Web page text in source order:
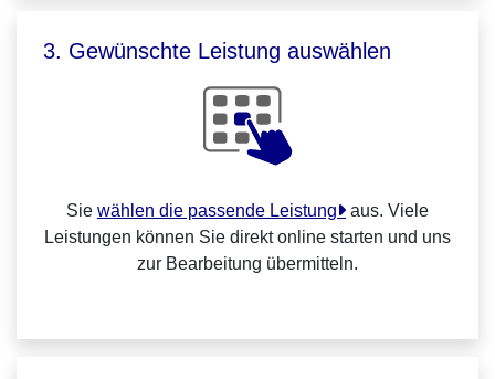
3. Gewünschte Leistung auswählen
Sie wählen die passende Leistung
aus. Viele
Leistungen können Sie direkt online starten und uns
zur Bearbeitung übermitteln.